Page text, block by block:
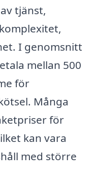
tjänst,
I genomsnitt
mellan 500
för
Många
för
kan vara
med större